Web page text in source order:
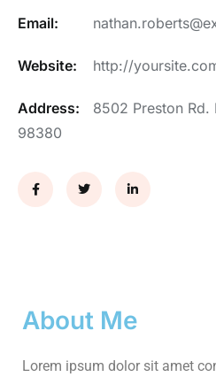
Email:
Website: http://
Address:
8502 Preston
98380
About Me
Lorem ipsum dolor sit amet